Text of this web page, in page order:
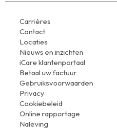
Carrières
Contact
Locaties
Nieuws en inzichten
iCare klantenportaal
Betaal uw factuur
Gebruiksvoorwaarden
Privacy
Cookiebeleid
Online rapportage
Naleving